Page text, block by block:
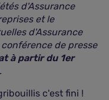
d'Assurance
et le
d'Assurance
de presse
à partir du 1er
.
c'est fini !